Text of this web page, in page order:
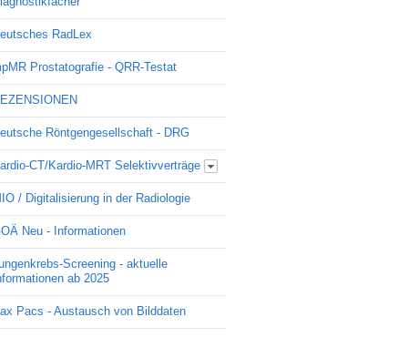
RadLex
Prostatografie - QRR-Testat
Röntgengesellschaft - DRG
CT/Kardio-MRT Selektivverträge
/ Digitalisierung in der Radiologie
Neu - Informationen
Screening - aktuelle
ab 2025
Pacs - Austausch von Bilddaten